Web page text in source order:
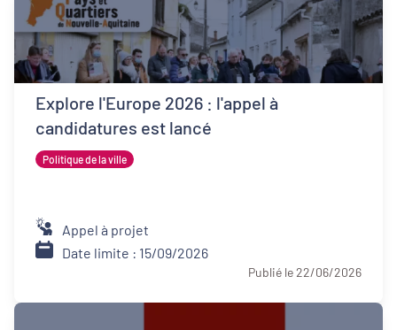
Explore l'Europe 2026 : l'appel à
candidatures est lancé
Politique de la ville
Appel à projet
Date limite : 15/09/2026
Publié le 22/06/2026